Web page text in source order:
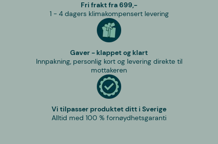
Fri frakt fra 699,-
1 - 4 dagers klimakompensert levering
Gaver - klappet og klart
Innpakning, personlig kort og levering direkte til
mottakeren
Vi tilpasser produktet ditt i Sverige
Alltid med 100 % fornøydhetsgaranti